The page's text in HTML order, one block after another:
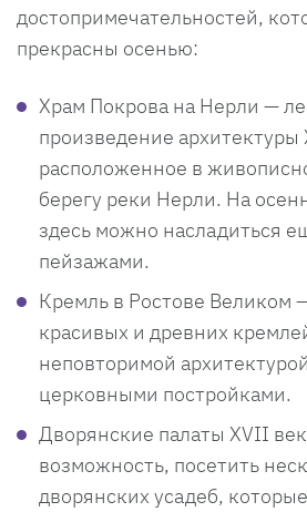
достопримечательностей,
прекрасны осенью:
Храм Покрова на Нерли —
произведение архитектуры
расположенное в
берегу реки Нерли. На
здесь можно насладиться
пейзажами.
Кремль в Ростове Великом
красивых и древних
неповторимой
церковными постройками.
Дворянские палаты XVII
возможность, посетить
дворянских усадеб,